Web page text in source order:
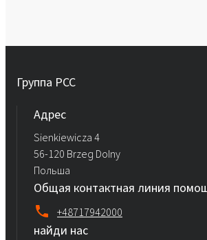
Группа PCC
Aдрес
Sienkiewicza 4
56-120 Brzeg Dolny
Польша
Общая контактная линия
+48717942000
найди нас